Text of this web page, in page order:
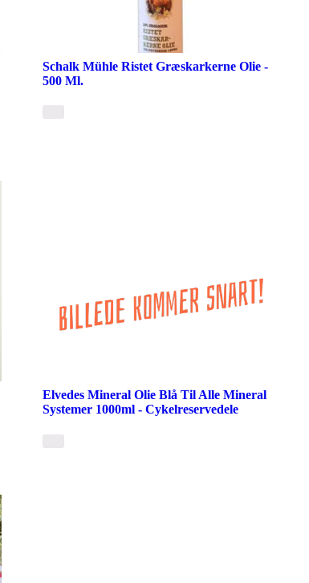
Schalk Mühle Ristet Græskarkerne Olie -
500 Ml.
Elvedes Mineral Olie Blå Til Alle Mineral
Systemer 1000ml - Cykelreservedele